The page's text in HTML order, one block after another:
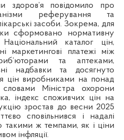
здоров’я повідомило про
реферування та
засоби. Зокрема, для
сформовано нормативну
каталог цін,
маркетингові платежі між
та аптеками,
надбавки та досягнуто
цін виробниками на понад
Міністра охорони
індекс споживчих цін на
зростав до весни 2025
сповільнився і надалі
такими ж темпами, як і ціни
інфляції.